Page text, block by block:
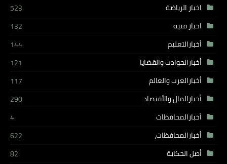
اخبار الرياضة
523
اخبار فنيه
132
أخبارالتعليم
144
أخبارالحوادث والقضايا
121
أخبارالعرب والعالم
117
أخبارالمال والأقتصاد
290
أخبارالمحافظات
4
أخبارالمحافظات،
622
أصل الحكاية
82